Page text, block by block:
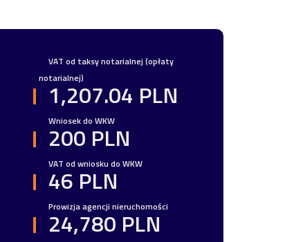
VAT od taksy notarialnej (opłaty
notarialnej)
1,207.04 PLN
Wniosek do WKW
200 PLN
VAT od wniosku do WKW
46 PLN
Prowizja agencji nieruchomości
24,780 PLN